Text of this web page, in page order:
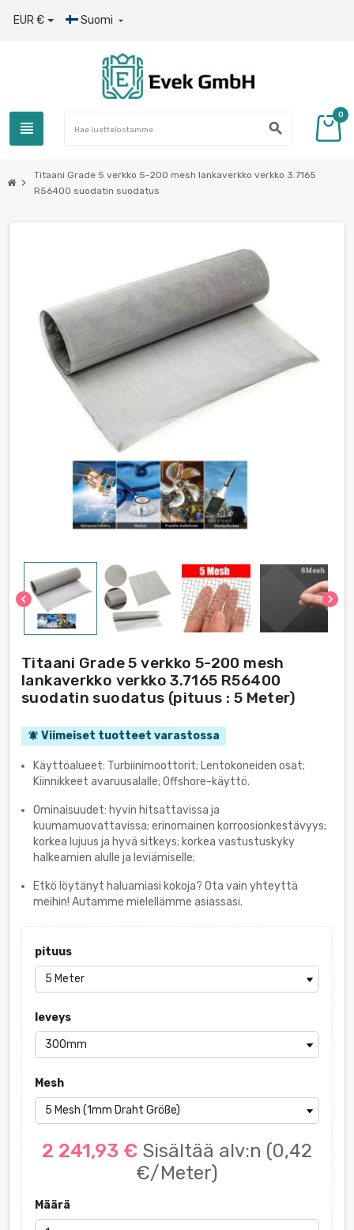
EUR € Suomi 
view_headline search
0
chevron_right
Titaani Grade 5 verkko 5-200 mesh lankaverkko verkko 3.7165
R56400 suodatin suodatus
chevron_left chevron_right
Titaani Grade 5 verkko 5-200 mesh
lankaverkko verkko 3.7165 R56400
suodatin suodatus (pituus : 5 Meter)
notifications_active Viimeiset tuotteet varastossa
Käyttöalueet: Turbiinimoottorit; Lentokoneiden osat;
Kiinnikkeet avaruusalalle; Offshore-käyttö.
Ominaisuudet: hyvin hitsattavissa ja
kuumamuovattavissa; erinomainen korroosionkestävyys;
korkea lujuus ja hyvä sitkeys; korkea vastustuskyky
halkeamien alulle ja leviämiselle;
Etkö löytänyt haluamiasi kokoja? Ota vain yhteyttä
meihin! Autamme mielellämme asiassasi.
pituus
leveys
Mesh
2 241,93 € Sisältää alv:n (0,42
€/Meter)
Määrä